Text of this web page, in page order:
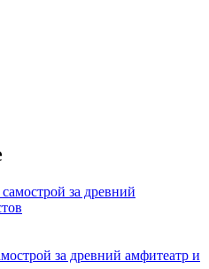
за древний амфитеатр и